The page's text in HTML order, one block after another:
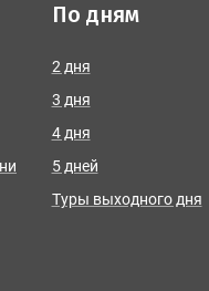
По дням
2 дня
3 дня
4 дня
5 дней
Туры выходного дня